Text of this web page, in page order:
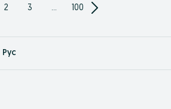
2 3 ... 100
Рус